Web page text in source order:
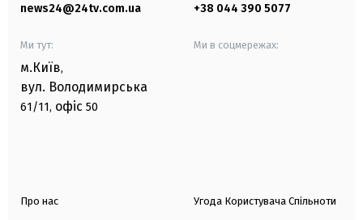
news24@24tv.com.ua +38 044 390 5077
Ми тут:
м.Київ,
вул. Володимирська
61/11, офіс 50
Ми в соцмережах:
Про нас Угода Користувача Спільноти